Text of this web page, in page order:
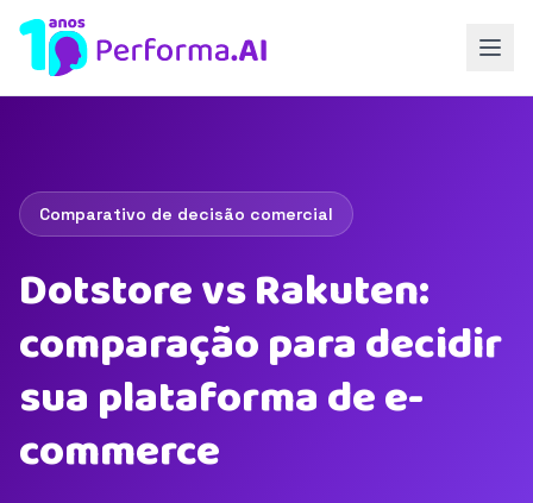
Comparativo de decisão comercial
Dotstore vs Rakuten:
comparação para decidir
sua plataforma de e-
commerce